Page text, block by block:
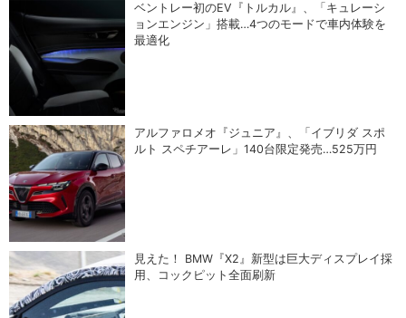
ベントレー初のEV『トルカル』、「キュレーシ
ョンエンジン」搭載…4つのモードで車内体験を
最適化
アルファロメオ『ジュニア』、「イブリダ スポ
ルト スペチアーレ」140台限定発売…525万円
見えた！ BMW『X2』新型は巨大ディスプレイ採
用、コックピット全面刷新